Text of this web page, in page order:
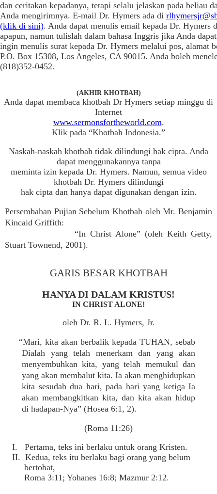
dan ceritakan kepadanya, tetapi selalu jelaskan pada beliau
Anda mengirimnya. E-mail Dr. Hymers ada di
(klik di sini). Anda dapat menulis email kepada Dr. Hymers
apapun, namun tulislah dalam bahasa Inggris jika Anda
ingin menulis surat kepada Dr. Hymers melalui pos, alamat
P.O. Box 15308, Los Angeles, CA 90015. Anda boleh
(818)352-0452.
(AKHIR KHOTBAH)
Anda dapat membaca khotbah Dr Hymers setiap minggu di
Internet
www.sermonsfortheworld.com.
Klik pada “Khotbah Indonesia.”
Naskah-naskah khotbah tidak dilindungi hak cipta. Anda
dapat menggunakannya tanpa
meminta izin kepada Dr. Hymers. Namun, semua video
khotbah Dr. Hymers dilindungi
hak cipta dan hanya dapat digunakan dengan izin.
Persembahan Pujian Sebelum Khotbah oleh Mr. Benjamin
Kincaid Griffith:
“In Christ Alone” (oleh Keith Getty,
Stuart Townend, 2001).
GARIS BESAR KHOTBAH
HANYA DI DALAM KRISTUS!
IN CHRIST ALONE!
oleh Dr. R. L. Hymers, Jr.
“Mari, kita akan berbalik kepada TUHAN, sebab
Dialah yang telah menerkam dan yang akan
menyembuhkan kita, yang telah memukul dan
yang akan membalut kita. Ia akan menghidupkan
kita sesudah dua hari, pada hari yang ketiga Ia
akan membangkitkan kita, dan kita akan hidup
di hadapan-Nya” (Hosea 6:1, 2).
(Roma 11:26)
I. Pertama, teks ini berlaku untuk orang Kristen.
II. Kedua, teks itu berlaku bagi orang yang belum
bertobat,
Roma 3:11; Yohanes 16:8; Mazmur 2:12.